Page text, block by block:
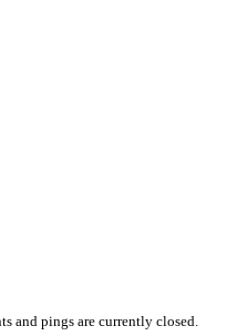
and pings are currently closed.